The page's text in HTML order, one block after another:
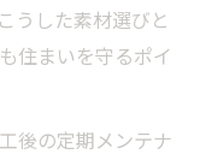
うした素材選びと
住まいを守るポイ
後の定期メンテナ